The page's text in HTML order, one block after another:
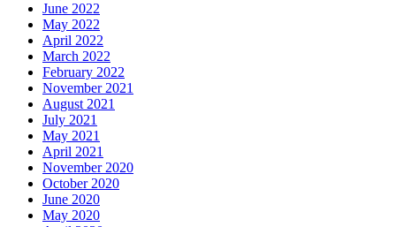
June 2022
May 2022
April 2022
March 2022
February 2022
November 2021
August 2021
July 2021
May 2021
April 2021
November 2020
October 2020
June 2020
May 2020